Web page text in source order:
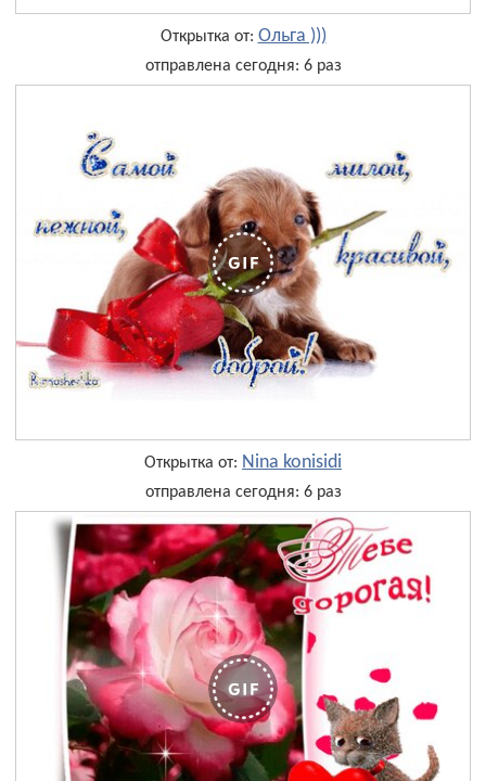
Открытка от: Ольга )))
отправлена сегодня: 6 раз
Открытка от: Nina konisidi
отправлена сегодня: 6 раз